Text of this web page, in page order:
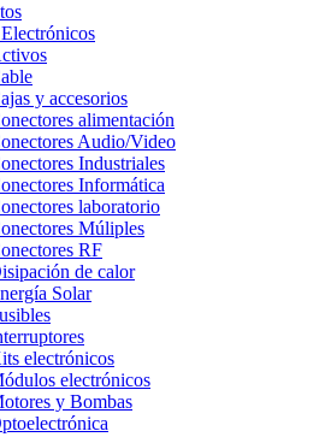
y accesorios
alimentación
Audio/Video
Industriales
Informática
laboratorio
Múliples
RF
de calor
Solar
electrónicos
electrónicos
y Bombas